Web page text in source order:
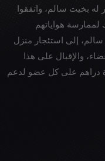
بخيت سالم، واتفقوا
هواياتهم
إلى استئجار منزل
والإقبال على هذا
دراهم على كل عضو لدعم